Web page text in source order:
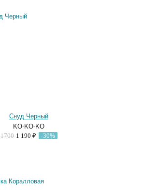
Снуд Черный
KO-KO-KO
1700 1 190 ₽ -30%